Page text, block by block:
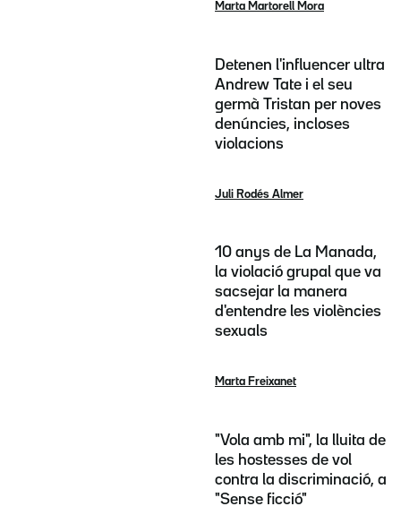
Marta Martorell Mora
Detenen l'influencer ultra
Andrew Tate i el seu
germà Tristan per noves
denúncies, incloses
violacions
Juli Rodés Almer
10 anys de La Manada,
la violació grupal que va
sacsejar la manera
d'entendre les violències
sexuals
Marta Freixanet
"Vola amb mi", la lluita de
les hostesses de vol
contra la discriminació, a
"Sense ficció"